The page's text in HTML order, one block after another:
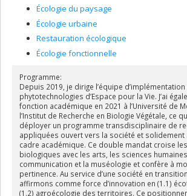
Écologie du paysage
Écologie urbaine
Restauration écologique
Écologie fonctionnelle
Programme:
Depuis 2019, je dirige l’équipe
phytotechnologies d’Espace pour la Vie. J’ai
fonction académique en 2021 à l’Université de
l’Institut de Recherche en Biologie Végétale, ce
déployer un programme transdisciplinaire de
appliquées ouvert vers la société et solidement
cadre académique. Ce double mandat croise
biologiques avec les arts, les sciences
communication et la muséologie et confère à
pertinence. Au service d’une société en
affirmons comme force d’innovation en (1.1)
(1.2) agroécologie des territoires. Ce